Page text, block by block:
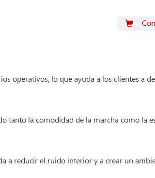
operativos, lo que ayuda a los clientes a
tanto la comodidad de la marcha como la
a reducir el ruido interior y a crear un